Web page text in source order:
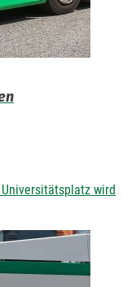
wird